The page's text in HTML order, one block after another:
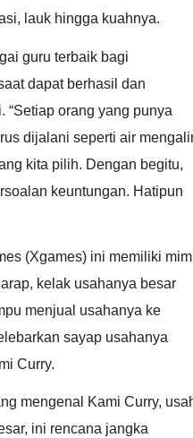
lauk hingga kuahnya.
guru terbaik bagi
dapat berhasil dan
“Setiap orang yang punya
dijalani seperti air
kita pilih. Dengan begitu,
keuntungan. Hatipun
(Xgames) ini memiliki
kelak usahanya besar
menjual usahanya ke
sayap usahanya
Curry.
mengenal Kami Curry,
ini rencana jangka